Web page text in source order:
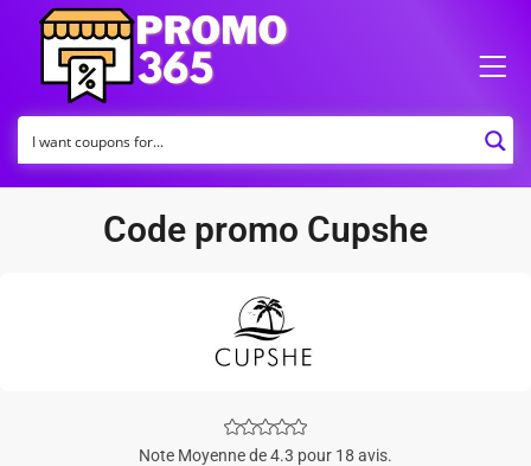
Code promo Cupshe
Note Moyenne de 4.3 pour 18 avis.